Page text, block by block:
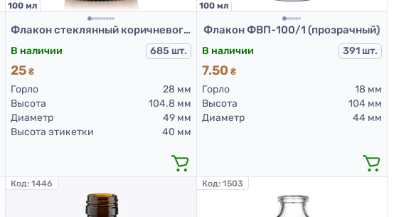
100 мл
Флакон стеклянный коричневого цвета для сиропов, 100 мл, тип III, для Л-П HP1068/100
В наличии 685 шт.
25 ₴
Горло
28 мм
Высота
104.8 мм
Диаметр
49 мм
Высота этикетки
40 мм
100 мл
Флакон ФВП-100/1 (прозрачный)
В наличии 391 шт.
7.50 ₴
Горло
18 мм
Высота
104 мм
Диаметр
44 мм
Код: 1446 Код: 1503